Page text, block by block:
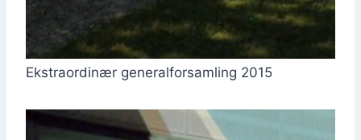
Ekstra­or­di­nær gene­ral­for­sam­ling 2015